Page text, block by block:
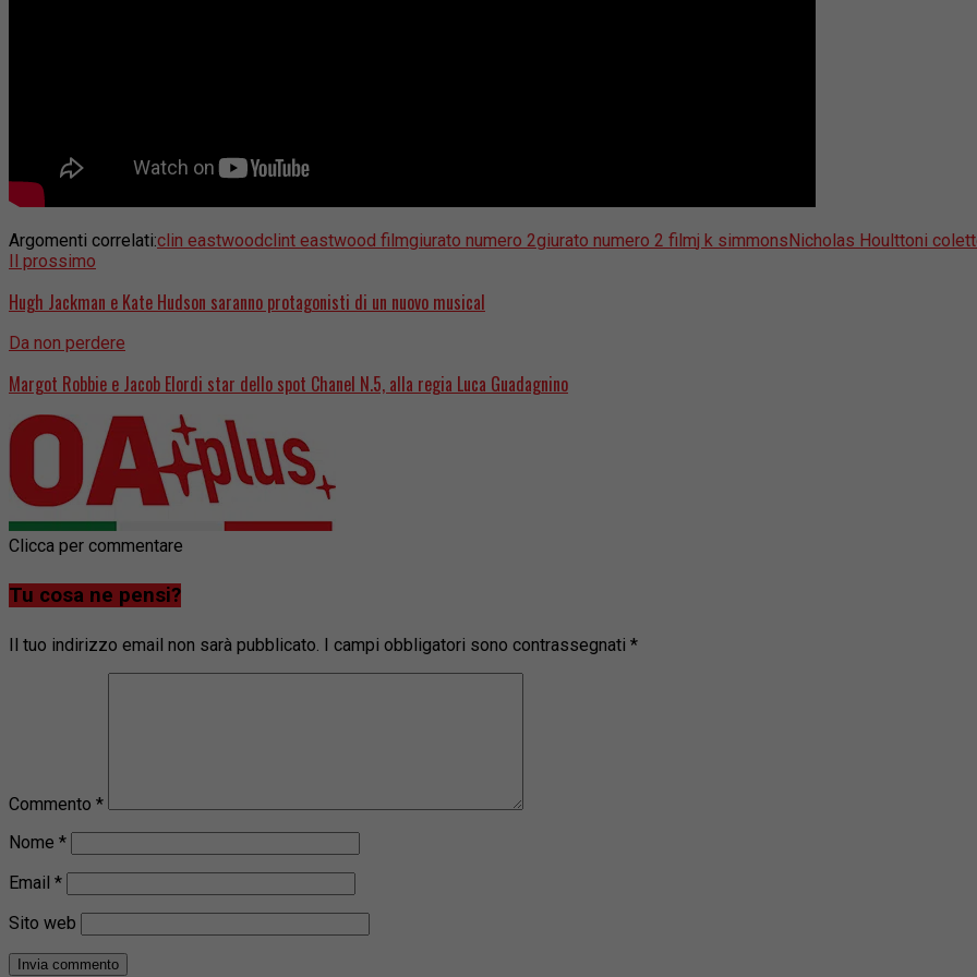
Argomenti correlati:clin eastwoodclint eastwood filmgiurato numero 2giurato numero 2 filmj k simmons Nicholas Houlttoni
Il prossimo
Hugh Jackman e Kate Hudson saranno protagonisti di un nuovo musical
Da non perdere
Margot Robbie e Jacob Elordi star dello spot Chanel N.5, alla regia Luca Guadagnino
Clicca per commentare
Tu cosa ne pensi?
Il tuo indirizzo email non sarà pubblicato. I campi obbligatori sono contrassegnati *
Commento *
Nome *
Email *
Sito web